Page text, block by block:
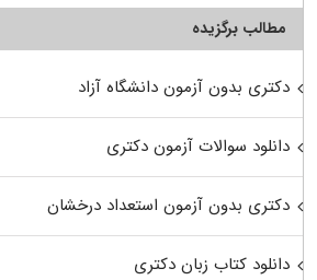
مطالب برگزیده
دکتری بدون آزمون دانشگاه آزاد
دانلود سوالات آزمون دکتری
دکتری بدون آزمون استعداد درخشان
دانلود کتاب زبان دکتری